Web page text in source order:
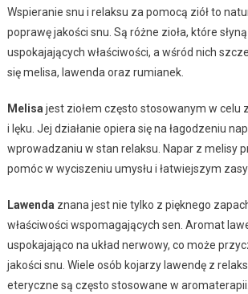
Wspieranie snu i relaksu za pomocą ziół to
poprawę jakości snu. Są różne zioła, które
uspokajających właściwości, a wśród nich
się melisa, lawenda oraz rumianek.
Melisa jest ziołem często stosowanym w celu
i lęku. Jej działanie opiera się na łagodzeniu
wprowadzaniu w stan relaksu. Napar z melisy
pomóc w wyciszeniu umysłu i łatwiejszym
Lawenda znana jest nie tylko z pięknego
właściwości wspomagających sen. Aromat
uspokajająco na układ nerwowy, co może
jakości snu. Wiele osób kojarzy lawendę z
eteryczne są często stosowane w aromaterapii.